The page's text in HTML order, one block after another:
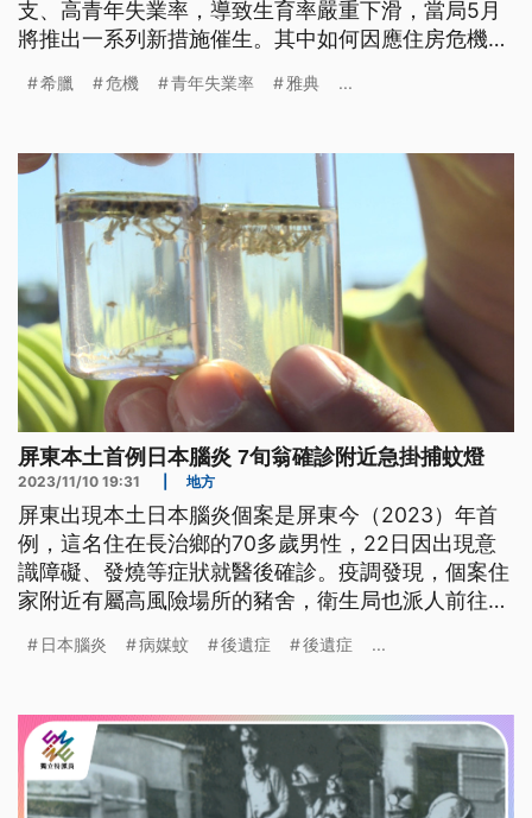
支、高青年失業率，導致生育率嚴重下滑，當局5月
將推出一系列新措施催生。其中如何因應住房危機就
短租房排擠一般租客，迫使在地人住不起而出走，已
希臘 危機 青年失業率 雅典 ...
屏東本土首例日本腦炎 7旬翁確診附近急掛捕蚊燈
2023/11/10 19:31 地方
屏東出現本土日本腦炎個案是屏東今（2023）年首
例，這名住在長治鄉的70多歲男性，22日因出現意
識障礙、發燒等症狀就醫後確診。疫調發現，個案住
家附近有屬高風險場所的豬舍，衛生局也派人前往懸
日本腦炎 病媒蚊 後遺症 後遺症 ...